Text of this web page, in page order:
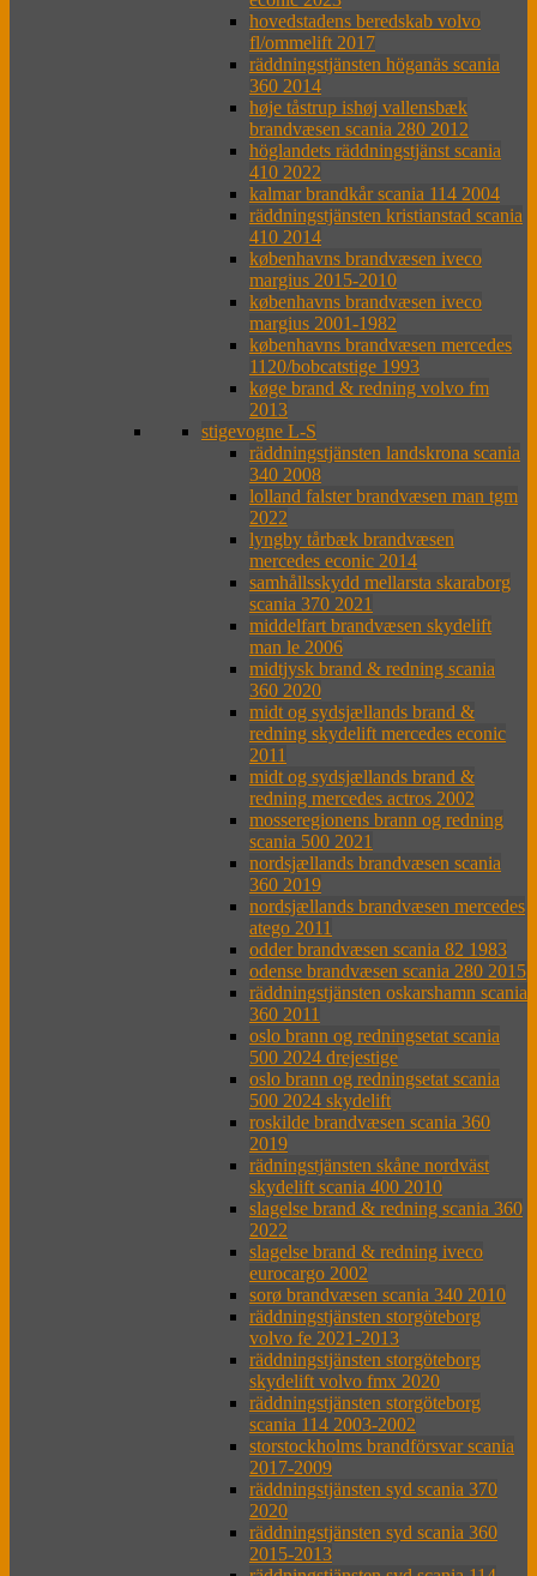
hovedstadens beredskab volvo
fl/ommelift 2017
räddningstjänsten höganäs scania
360 2014
høje tåstrup ishøj vallensbæk
brandvæsen scania 280 2012
höglandets räddningstjänst scania
410 2022
kalmar brandkår scania 114 2004
räddningstjänsten kristianstad scania
410 2014
københavns brandvæsen iveco
margius 2015-2010
københavns brandvæsen iveco
margius 2001-1982
københavns brandvæsen mercedes
1120/bobcatstige 1993
køge brand & redning volvo fm
2013
stigevogne L-S
räddningstjänsten landskrona scania
340 2008
lolland falster brandvæsen man tgm
2022
lyngby tårbæk brandvæsen
mercedes econic 2014
samhållsskydd mellarsta skaraborg
scania 370 2021
middelfart brandvæsen skydelift
man le 2006
midtjysk brand & redning scania
360 2020
midt og sydsjællands brand &
redning skydelift mercedes econic
2011
midt og sydsjællands brand &
redning mercedes actros 2002
mosseregionens brann og redning
scania 500 2021
nordsjællands brandvæsen scania
360 2019
nordsjællands brandvæsen mercedes
atego 2011
odder brandvæsen scania 82 1983
odense brandvæsen scania 280 2015
räddningstjänsten oskarshamn scania
360 2011
oslo brann og redningsetat scania
500 2024 drejestige
oslo brann og redningsetat scania
500 2024 skydelift
roskilde brandvæsen scania 360
2019
rädningstjänsten skåne nordväst
skydelift scania 400 2010
slagelse brand & redning scania 360
2022
slagelse brand & redning iveco
eurocargo 2002
sorø brandvæsen scania 340 2010
räddningstjänsten storgöteborg
volvo fe 2021-2013
räddningstjänsten storgöteborg
skydelift volvo fmx 2020
räddningstjänsten storgöteborg
scania 114 2003-2002
storstockholms brandförsvar scania
2017-2009
räddningstjänsten syd scania 370
2020
räddningstjänsten syd scania 360
2015-2013